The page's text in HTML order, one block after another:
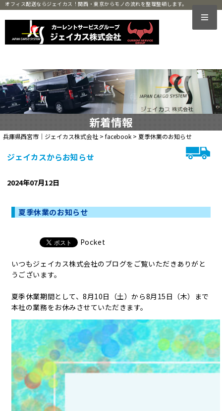
オフィス配送ならジェイカス！関西・東京からモノの流れを整理整頓します。
新着情報
兵庫県西宮市｜ジェイカス株式会社 >facebook >夏季休業のお知らせ
ジェイカスからお知らせ
2024年07月12日
夏季休業のお知らせ
Pocket
いつもジェイカス株式会社のブログをご覧いただきありがと
うございます。
夏季休業期間として、8月10日（土）から8月15日（木）まで
本社の業務をお休みさせていただきます。